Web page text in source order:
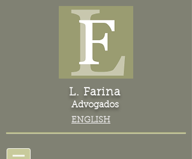
L. Farina
Advogados
ENGLISH